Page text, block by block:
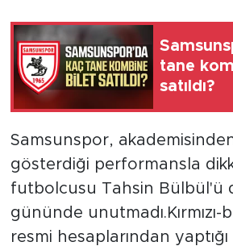
tane
satıldı?
Samsunspor,
gösterdiği performansla
futbolcusu Tahsin Bülbül'ü
gününde unutmadı.Kırmızı-
resmi hesaplarından yaptığı